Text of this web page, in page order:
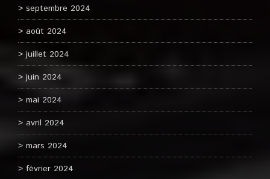
septembre 2024
août 2024
juillet 2024
juin 2024
mai 2024
avril 2024
mars 2024
février 2024